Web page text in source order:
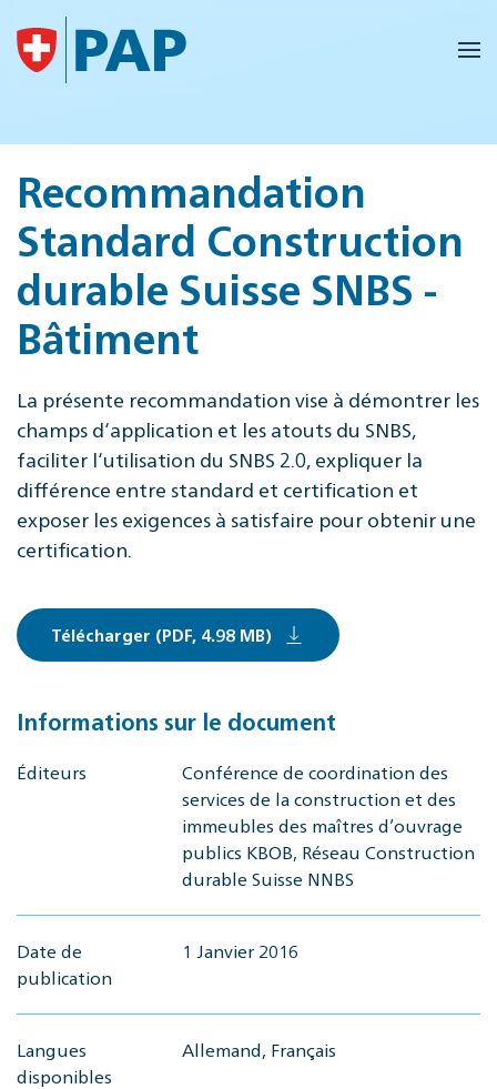
Accéder au contenu principal
Recommandation
Standard Construction
durable Suisse SNBS -
Bâtiment
La présente recommandation vise à démontrer les
champs d‘application et les atouts du SNBS,
faciliter l‘utilisation du SNBS 2.0, expliquer la
différence entre standard et certification et
exposer les exigences à satisfaire pour obtenir une
certification.
Télécharger (PDF, 4.98 MB)
Informations sur le document
Éditeurs
Conférence de coordination des
services de la construction et des
immeubles des maîtres d’ouvrage
publics KBOB, Réseau Construction
durable Suisse NNBS
Date de
publication
1 Janvier 2016
Langues
disponibles
Allemand, Français